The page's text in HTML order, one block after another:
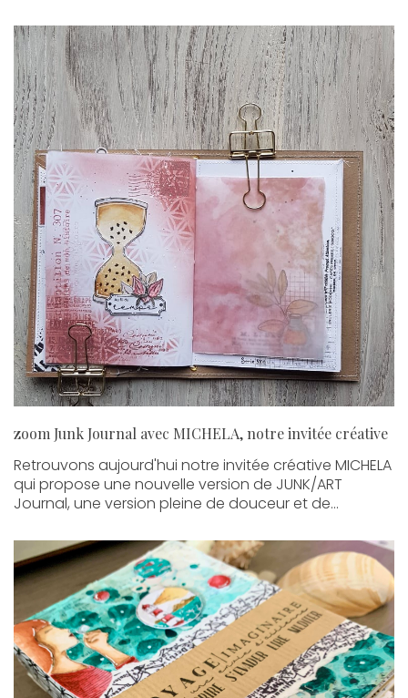
zoom Junk Journal avec MICHELA, notre invitée créative
Retrouvons aujourd'hui notre invitée créative MICHELA
qui propose une nouvelle version de JUNK/ART
Journal, une version pleine de douceur et de...